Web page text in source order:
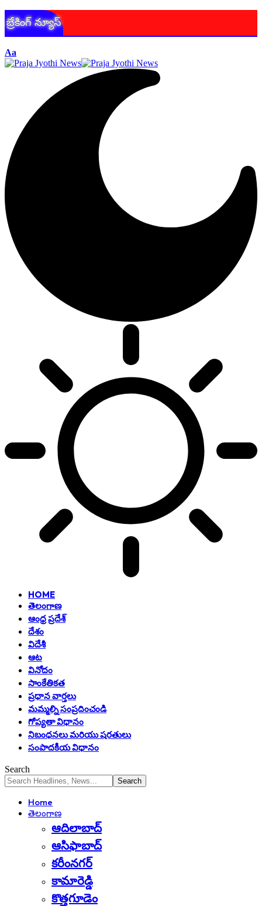
బ్రేకింగ్ న్యూస్
Aa
HOME
తెలంగాణ
ఆంధ్ర ప్రదేశ్
దేశం
విదేశీ
ఆట
వినోదం
సాంకేతికత
ప్రధాన వార్తలు
మమ్మల్ని సంప్రదించండి
గోప్యతా విధానం
నిబంధనలు మరియు షరతులు
సంపాదకీయ విధానం
Search
Home
తెలంగాణ
ఆదిలాబాద్
ఆసిఫాబాద్
కరీంనగర్
కామారెడ్డి
కొత్తగూడెం